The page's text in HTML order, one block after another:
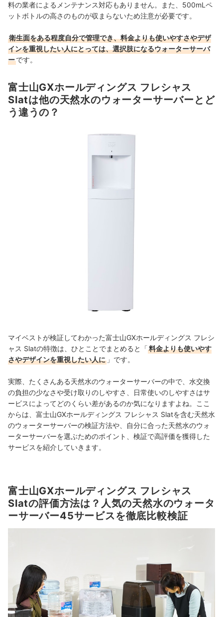
料の業者によるメンテナンス対応もありません。また、500mLペ
ットボトルの高さのものが収まらないため注意が必要です。
衛生面をある程度自分で管理でき、料金よりも使いやすさやデザ
インを重視したい人にとっては、選択肢になるウォーターサーバ
ーです。
富士山GXホールディングス フレシャス
Slatは他の天然水のウォーターサーバーとど
う違うの？
マイベストが検証してわかった富士山GXホールディングス フレシ
ャス Slatの特徴は、ひとことでまとめると「料金よりも使いやす
さやデザインを重視したい人に 」です。
実際、たくさんある天然水のウォーターサーバーの中で、水交換
の負担の少なさや受け取りのしやすさ、日常使いのしやすさはサ
ービスによってどのくらい差があるのか気になりますよね。ここ
からは、富士山GXホールディングス フレシャス Slatを含む天然水
のウォーターサーバーの検証方法や、自分に合った天然水のウォ
ーターサーバーを選ぶためのポイント、検証で高評価を獲得した
サービスを紹介していきます。
富士山GXホールディングス フレシャス
Slatの評価方法は？人気の天然水のウォータ
ーサーバー45サービスを徹底比較検証